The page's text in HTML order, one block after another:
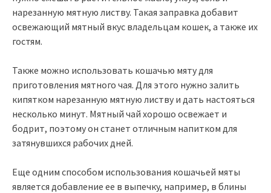
нарезанную мятную листву. Такая заправка добавит
освежающий мятный вкус владельцам кошек, а также их
гостям.
Также можно использовать кошачью мяту для
приготовления мятного чая. Для этого нужно залить
кипятком нарезанную мятную листву и дать настояться
несколько минут. Мятный чай хорошо освежает и
бодрит, поэтому он станет отличным напитком для
затянувшихся рабочих дней.
Еще одним способом использования кошачьей мяты
является добавление ее в выпечку, например, в блины